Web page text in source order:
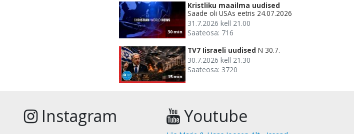
30 min
Kristliku maailma uudised
Saade oli USAs eetris 24.07.2026
31.7.2026 kell 21.00
Saateosa: 716
15 min
TV7 Iisraeli uudised N 30.7.
30.7.2026 kell 21.30
Saateosa: 3720
Instagram Youtube